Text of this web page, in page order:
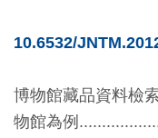
著
作
10.6532/
博物館藏品資料檢
物館為例